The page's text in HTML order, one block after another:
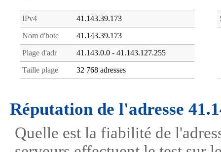
IPv4 41.143.39.173
Nom d'hote 41.143.39.173
Plage d'adr 41.143.0.0 - 41.143.127.255
Taille plage 32 768 adresses
Réputation de l'adresse
Quelle est la fiabilité de